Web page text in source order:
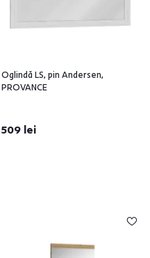
Oglindă LS, pin Andersen,
PROVANCE
509 lei